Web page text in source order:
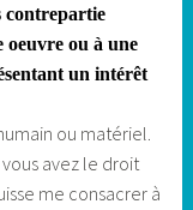
contrepartie
oeuvre ou à une
un intérêt
ou matériel.
avez le droit
me consacrer à